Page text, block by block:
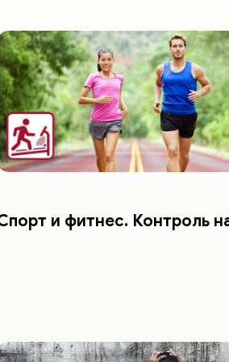
и фитнес. Контроль